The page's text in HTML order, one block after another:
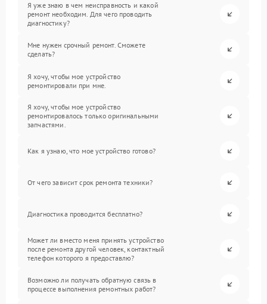
Я уже знаю в чем неисправность и какой
ремонт необходим. Для чего проводить
диагностику?
Мне нужен срочный ремонт. Сможете
сделать?
Я хочу, чтобы мое устройство
ремонтировали при мне.
Я хочу, чтобы мое устройство
ремонтировалось только оригинальными
запчастями.
Как я узнаю, что мое устройство готово?
От чего зависит срок ремонта техники?
Диагностика проводится бесплатно?
Может ли вместо меня принять устройство
после ремонта другой человек, контактный
телефон которого я предоставлю?
Возможно ли получать обратную связь в
процессе выполнения ремонтных работ?